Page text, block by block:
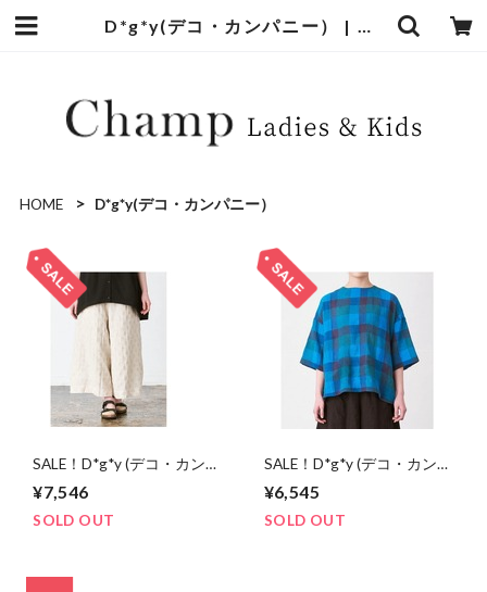
D*g*y(デコ・カンパニー） | Champ
HOME D*g*y(デコ・カンパニー）
SALE！D*g*y (デコ・カンパ
ンツ綿麻ジャガード
/M/ECR/D3193
¥7,546
SOLD OUT
SALE！D*g*y (デコ・カンパ
ス 綿麻ブロックチェック
/M/BLU/D9629
¥6,545
SOLD OUT